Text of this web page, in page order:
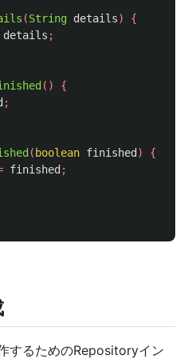
(String details)
{
details ;
()
{
;
( boolean finished )
{
finished ;
するためのRepositoryイン